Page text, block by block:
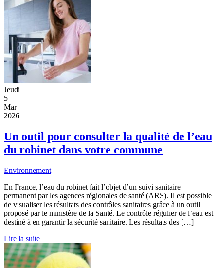
Jeudi
5
Mar
2026
Un outil pour consulter la qualité de l’eau
du robinet dans votre commune
Environnement
En France, l’eau du robinet fait l’objet d’un suivi sanitaire
permanent par les agences régionales de santé (ARS). Il est possible
de visualiser les résultats des contrôles sanitaires grâce à un outil
proposé par le ministère de la Santé. Le contrôle régulier de l’eau est
destiné à en garantir la sécurité sanitaire. Les résultats des […]
Lire la suite